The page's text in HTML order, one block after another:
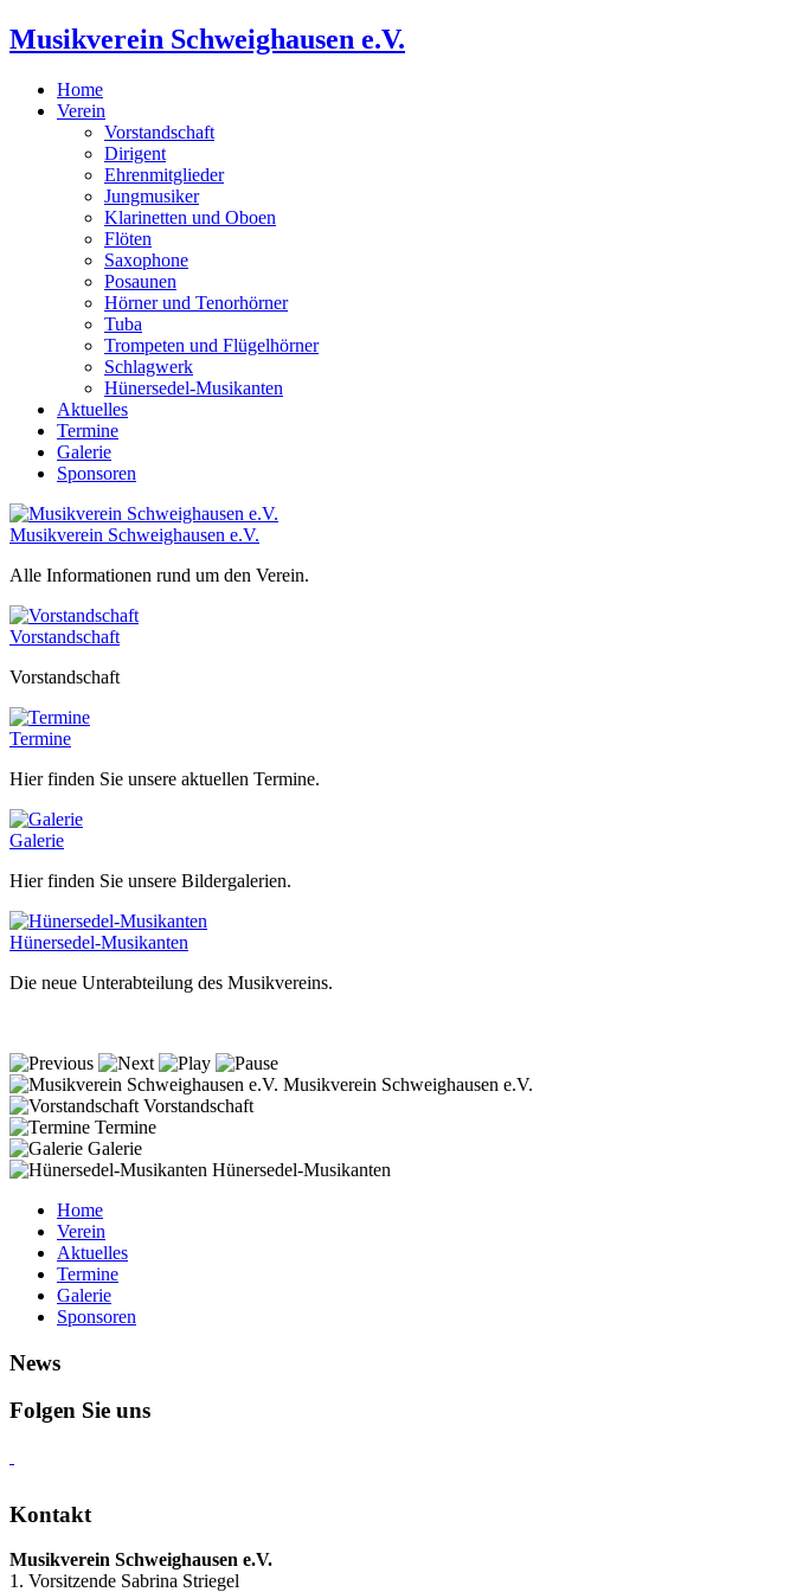
Musikverein Schweighausen e.V.
Home
Verein
Vorstandschaft
Dirigent
Ehrenmitglieder
Jungmusiker
Klarinetten und Oboen
Flöten
Saxophone
Posaunen
Hörner und Tenorhörner
Tuba
Trompeten und Flügelhörner
Schlagwerk
Hünersedel-Musikanten
Aktuelles
Termine
Galerie
Sponsoren
Musikverein Schweighausen e.V.
Alle Informationen rund um den Verein.
Vorstandschaft
Vorstandschaft
Termine
Hier finden Sie unsere aktuellen Termine.
Galerie
Hier finden Sie unsere Bildergalerien.
Hünersedel-Musikanten
Die neue Unterabteilung des Musikvereins.
Musikverein Schweighausen e.V.
Vorstandschaft
Termine
Galerie
Hünersedel-Musikanten
Home
Verein
Aktuelles
Termine
Galerie
Sponsoren
News
Folgen Sie uns
Kontakt
Musikverein Schweighausen e.V.
1. Vorsitzende Sabrina Striegel